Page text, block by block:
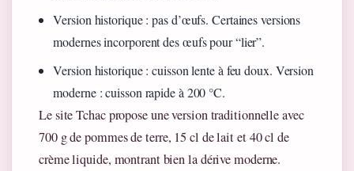
Version historique : pas d’œufs. Certaines versions
modernes incorporent des œufs pour “lier”.
Version historique : cuisson lente à feu doux. Version
moderne : cuisson rapide à 200 °C.
Le site Tchac propose une version traditionnelle avec
700 g de pommes de terre, 15 cl de lait et 40 cl de
crème liquide, montrant bien la dérive moderne.